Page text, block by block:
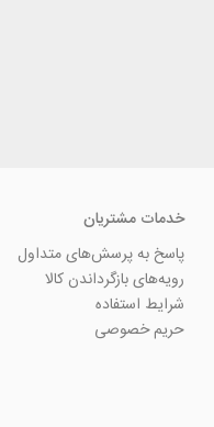
خدمات مشتریان
پاسخ به پرسش‌های متداول
رویه‌های بازگرداندن کالا
شرایط استفاده
حریم خصوصی